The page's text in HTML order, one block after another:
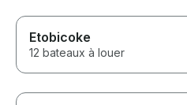
Etobicoke
12 bateaux à louer